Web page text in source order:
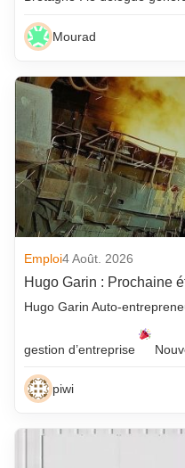
Mourad
Emploi4 Août. 2026
Hugo Garin : Prochaine
Hugo Garin Auto-
gestion d’entreprise
piwi